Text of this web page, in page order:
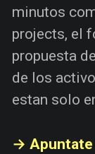
minutos
projects, el
propuesta
de los
estan solo
→ Apuntate